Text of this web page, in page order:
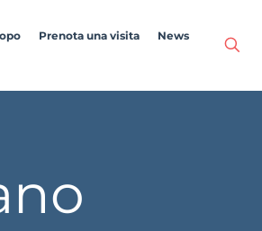
Prenota una visita News